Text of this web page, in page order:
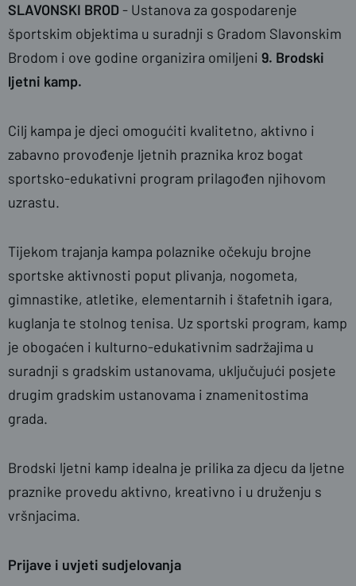
SLAVONSKI BROD- Ustanova za gospodarenje
športskim objektima u suradnji s Gradom Slavonskim
Brodom i ove godine organizira omiljeni 9. Brodski
ljetni kamp.
Cilj kampa je djeci omogućiti kvalitetno, aktivno i
zabavno provođenje ljetnih praznika kroz bogat
sportsko-edukativni program prilagođen njihovom
uzrastu.
Tijekom trajanja kampa polaznike očekuju brojne
sportske aktivnosti poput plivanja, nogometa,
gimnastike, atletike, elementarnih i štafetnih igara,
kuglanja te stolnog tenisa. Uz sportski program, kamp
je obogaćen i kulturno-edukativnim sadržajima u
suradnji s gradskim ustanovama, uključujući posjete
drugim gradskim ustanovama i znamenitostima
grada.
Brodski ljetni kamp idealna je prilika za djecu da ljetne
praznike provedu aktivno, kreativno i u druženju s
vršnjacima.
Prijave i uvjeti sudjelovanja